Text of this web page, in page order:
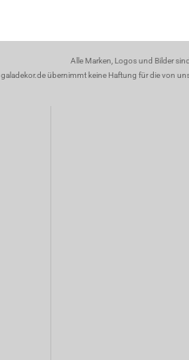
Alle Marken, Logos und Bilder
galadekor.de übernimmt keine Haftung für die von